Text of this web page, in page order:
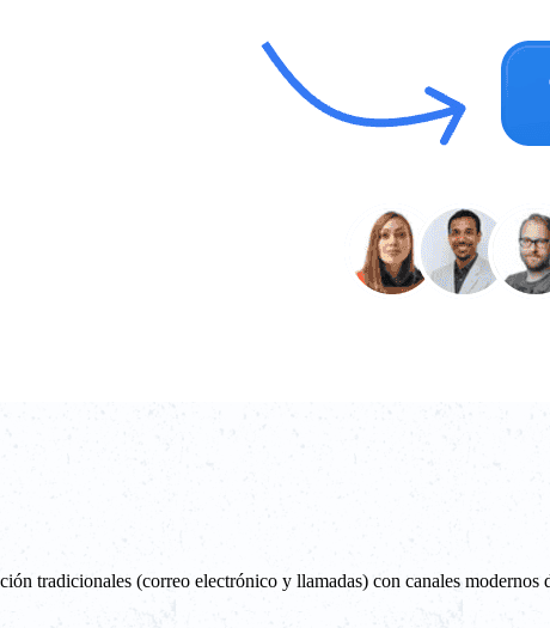
tradicionales (correo electrónico y llamadas) con canales